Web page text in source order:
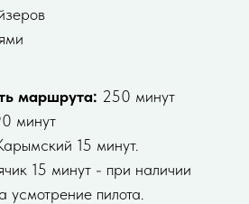
маршрута: 250 минут
минут
15 минут.
15 минут - при наличии
усмотрение пилота.